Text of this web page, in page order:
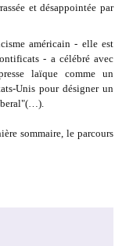
et désappointée par
américain - elle est
- a célébré avec
laïque comme un
Unis pour désigner un
sommaire, le parcours